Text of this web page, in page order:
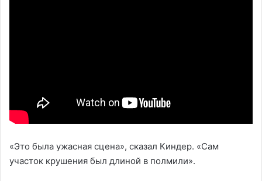
«Это была ужасная сцена», сказал Киндер. «Сам
участок крушения был длиной в полмили».